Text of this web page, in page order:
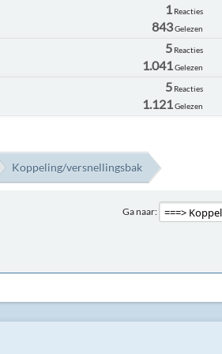
1 Reacties
843Gelezen
5 Reacties
1.041 Gelezen
5 Reacties
1.121 Gelezen
Koppeling/versnellingsbak
Ga naar